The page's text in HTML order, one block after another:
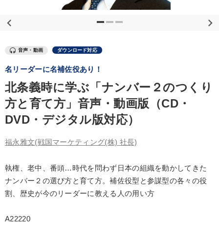
テーマ
【2026年7月】音声・映像ご案内商品
2026年春季全国経営者セミナー収録講演ＣＤ・講演ＤＶＤ・デジ
【4月】音声・映像 組織と人を動かすマネジメント力を磨く
最新トレンドと時代の潮流を押さえる
製造業 卸売・小売・飲食業 建設・不動産業
IT・サービス・金融業 コンサルタント
音声・動画 ダウンロード対応
名リーダーに名補佐役あり！
北条義時に学ぶ「ナンバー２のつくり
方と育て方」音声・動画版（CD・
DVD・デジタル版対応）
福永雅文(戦国マーケティング(株) 社長)
執権、老中、番頭…時代を問わず日本の組織を動かしてきた
ナンバー２の選び方と育て方。補佐役型と参謀型の各々の役
割、歴史が今のリーダーに教える人の用い方
A22220